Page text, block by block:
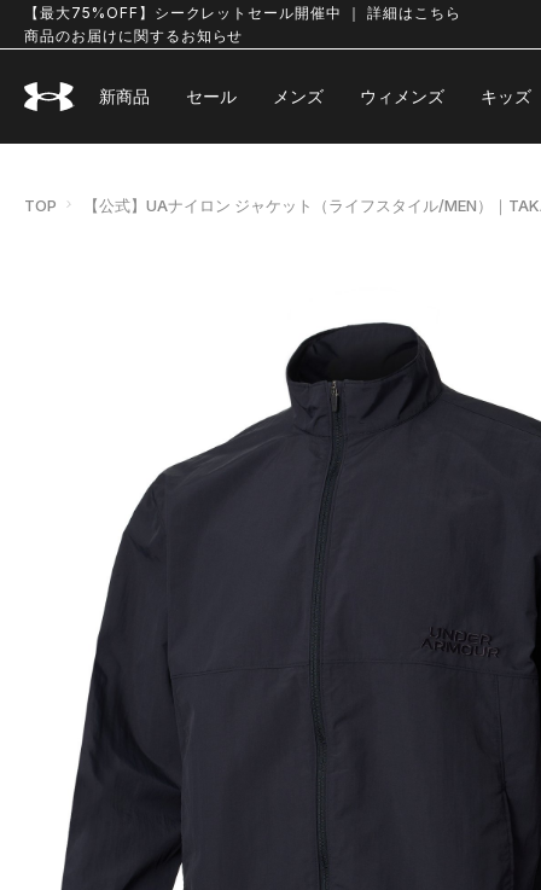
【最大75%OFF】シークレットセール開催中 ｜ 詳細はこちら
商品のお届けに関するお知らせ
新商品 セール メンズ ウィメンズ キッズ
TOP 【公式】UAナイロン ジャケット（ライフスタイル/MEN）｜